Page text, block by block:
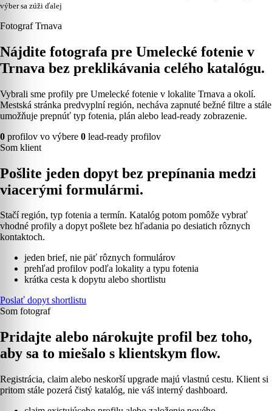
výber sa zúži ďalej
Fotograf Trnava
Nájdite fotografa pre Umelecké fotenie v
Trnava bez preklikávania celého katalógu.
Vybrali sme profily pre Umelecké fotenie v lokalite Trnava a okolí.
Mestská stránka predvyplní región, necháva zapnuté bežné filtre a stále
umožňuje prepnúť typ fotenia, plán alebo lead-ready zobrazenie.
0 profilov vo výbere 0 lead-ready profilov
Som klient
Pošlite jeden dopyt bez prepínania medzi
viacerými formulármi.
Stačí región, typ fotenia a termín. Katalóg potom pomôže vybrať
vhodné profily a dopyt pošlete bez hľadania po desiatich rôznych
kontaktoch.
jeden brief, nie päť rôznych formulárov
prehľad profilov podľa lokality a typu fotenia
krátka cesta k dopytu alebo shortlistu
Poslať dopyt shortlistu
Som fotograf
Pridajte alebo nárokujte profil bez toho,
aby sa to miešalo s klientskym flow.
Registrácia, claim alebo neskorší upgrade majú vlastnú cestu. Klient si
pritom stále pozerá čistý katalóg, nie váš interný dashboard.